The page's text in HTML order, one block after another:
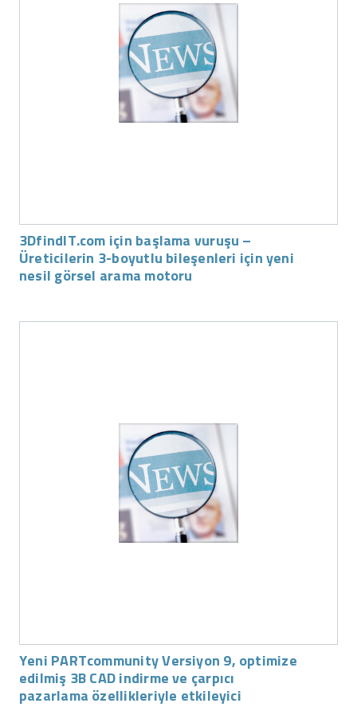
3DfindIT.com için başlama vuruşu –
Üreticilerin 3-boyutlu bileşenleri için yeni
nesil görsel arama motoru
Yeni PARTcommunity Versiyon 9, optimize
edilmiş 3B CAD indirme ve çarpıcı
pazarlama özellikleriyle etkileyici